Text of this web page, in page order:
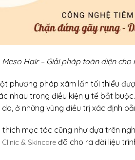
Meso Hair – Giải pháp toàn diện
phương pháp xâm lấn tối thiểu
nhau trong điều kiện y tế bắt
ở những vùng điều trị xác định
mọc tóc cũng như dựa trên
Clinic & Skincare đã cho ra đời liệu